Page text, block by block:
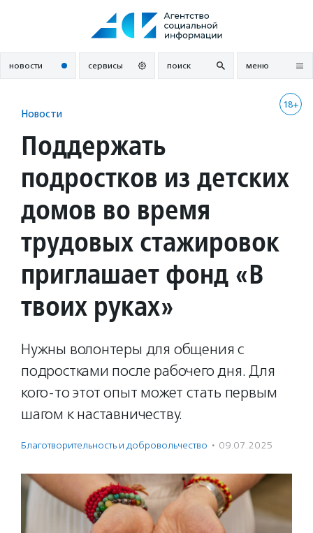
новости сервисы поиск меню
18+
Новости
Поддержать
подростков из детских
домов во время
трудовых стажировок
приглашает фонд «В
твоих руках»
Нужны волонтеры для общения с
подростками после рабочего дня. Для
кого-то этот опыт может стать первым
шагом к наставничеству.
Благотвори­тель­ность и доброволь­чест­во · 09.07.2025